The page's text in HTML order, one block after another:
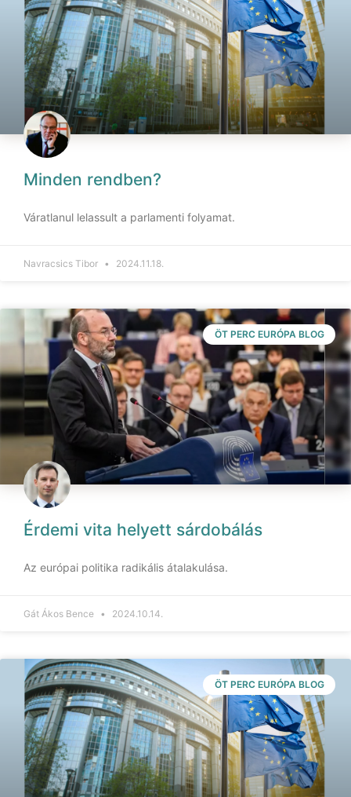
Minden rendben?
Váratlanul lelassult a parlamenti folyamat.
Navracsics Tibor 2024.11.18.
ÖT PERC EURÓPA BLOG
Érdemi vita helyett sárdobálás
Az európai politika radikális átalakulása.
Gát Ákos Bence 2024.10.14.
ÖT PERC EURÓPA BLOG